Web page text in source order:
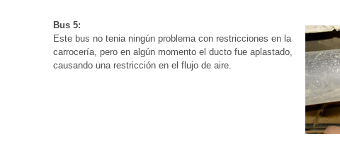
Bus 5:
Este bus no tenia ningún problema con restricciones en la
carrocería, pero en algún momento el ducto fue aplastado,
causando una restricción en el flujo de aire.